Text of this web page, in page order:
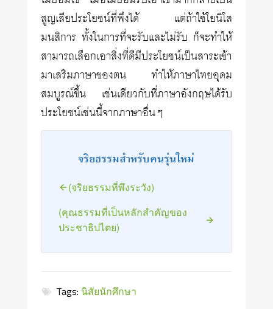
สูญเสียประโยชน์ที่พึงได้ แต่ถ้าใช้โยนิโส
มนสิการ ทั้งในการที่จะรับและไม่รับ ก็จะทำให้
สามารถเลือกเอาสิ่งที่ดีมีประโยชน์เป็นสาระเข้า
มาเสริมภาษาของตน ทำให้ภาษาไทยอุดม
สมบูรณ์ขึ้น เช่นเดียวกับที่ภาษาอังกฤษได้รับ
ประโยชน์เช่นนี้จากภาษาอื่นๆ
จริยธรรมสำหรับคนรุ่นใหม่
(จริยธรรมที่พึงระวัง)
(คุณธรรมที่เป็นหลักสำคัญของ
ประชาธิปไตย)
Tags: นิสัยนักศึกษา